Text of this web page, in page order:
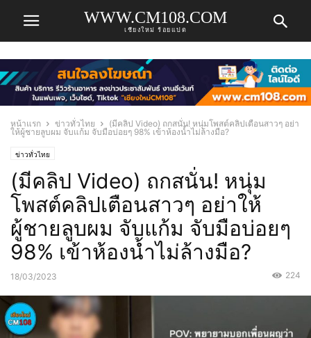
WWW.CM108.COM
เชียงใหม่ ร้อยแปด
หน้าแรก ข่าวทั่วไทย
(มีคลิป Video) ถกสนั่น! หนุ่มโพสต์คลิปเตือนสาวๆ อย่า
ให้ผู้ชายลูบผม จับแก้ม จับมือบ่อยๆ 98% เข้าห้องน้ำไม่ล้างมือ?
ข่าวทั่วไทย
(มีคลิป Video) ถกสนั่น! หนุ่ม
โพสต์คลิปเตือนสาวๆ อย่าให้
ผู้ชายลูบผม จับแก้ม จับมือบ่อยๆ
98% เข้าห้องน้ำไม่ล้างมือ?
18/03/2023 224